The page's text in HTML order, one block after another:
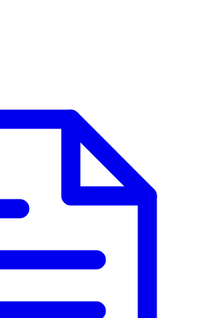
i varje näsborre vid behov,
dygn.
10 dagar i följd utan läkares
under vuxens uppsikt.
för korrekt användning: snyt
försiktigt genom näsan.